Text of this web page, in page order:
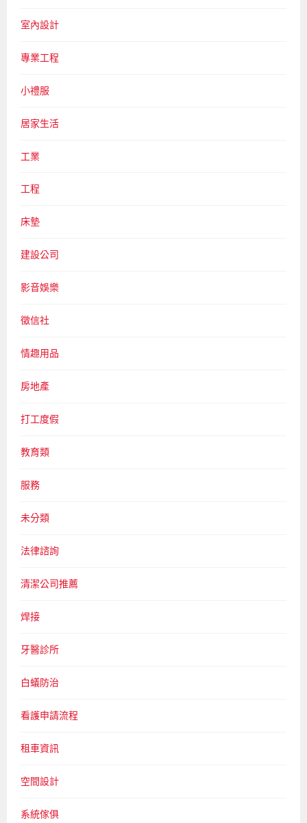
室內設計
專業工程
小禮服
居家生活
工業
工程
床墊
建設公司
影音娛樂
徵信社
情趣用品
房地產
打工度假
教育類
服務
未分類
法律諮詢
清潔公司推薦
焊接
牙醫診所
白蟻防治
看護申請流程
租車資訊
空間設計
系統傢俱